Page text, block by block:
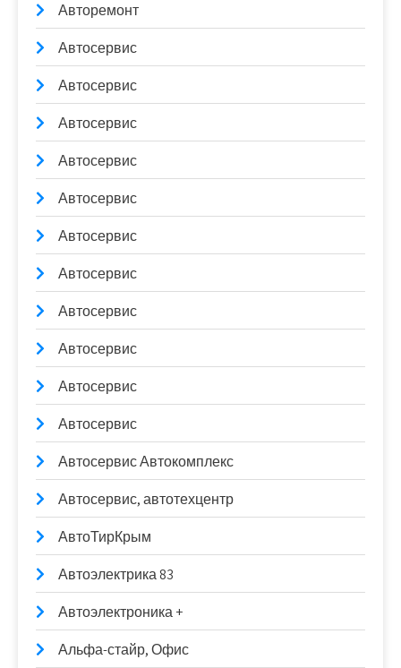
Авторемонт
Автосервис
Автосервис
Автосервис
Автосервис
Автосервис
Автосервис
Автосервис
Автосервис
Автосервис
Автосервис
Автосервис
Автосервис Автокомплекс
Автосервис, автотехцентр
АвтоТирКрым
Автоэлектрика 83
Автоэлектроника +
Альфа-стайр, Офис